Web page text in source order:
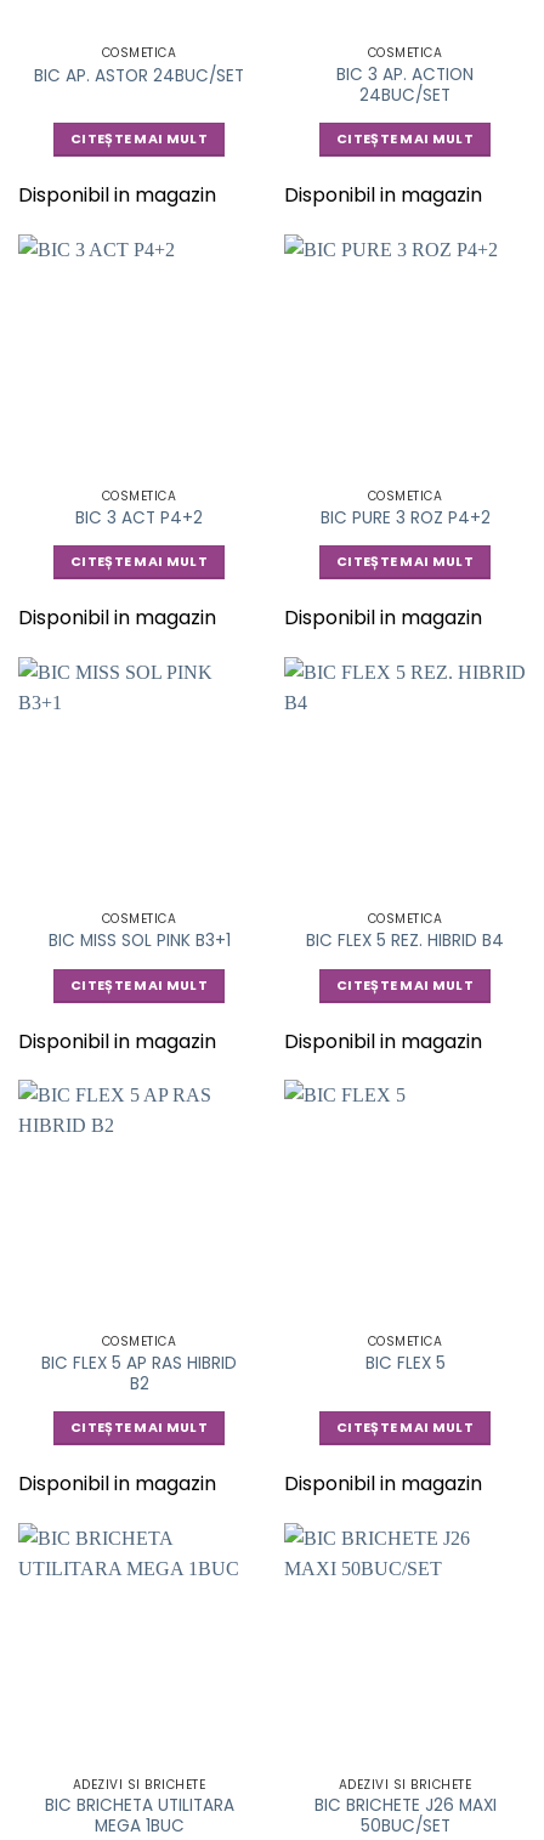
COSMETICA
BIC AP. ASTOR 24BUC/SET
CITEȘTE MAI MULT
Disponibil in magazin
COSMETICA
BIC 3 AP. ACTION
24BUC/SET
CITEȘTE MAI MULT
Disponibil in magazin
COSMETICA
BIC 3 ACT P4+2
CITEȘTE MAI MULT
Disponibil in magazin
COSMETICA
BIC PURE 3 ROZ P4+2
CITEȘTE MAI MULT
Disponibil in magazin
COSMETICA
BIC MISS SOL PINK B3+1
CITEȘTE MAI MULT
Disponibil in magazin
COSMETICA
BIC FLEX 5 REZ. HIBRID B4
CITEȘTE MAI MULT
Disponibil in magazin
COSMETICA
BIC FLEX 5 AP RAS HIBRID
B2
CITEȘTE MAI MULT
Disponibil in magazin
COSMETICA
BIC FLEX 5
CITEȘTE MAI MULT
Disponibil in magazin
ADEZIVI SI BRICHETE
BIC BRICHETA UTILITARA
MEGA 1BUC
ADEZIVI SI BRICHETE
BIC BRICHETE J26 MAXI
50BUC/SET